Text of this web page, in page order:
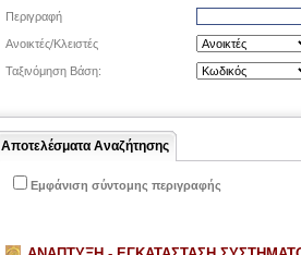
Περιγραφή
Ανοικτές/Κλειστές
Ταξινόμηση Βάση:
Αποτελέσματα Αναζήτησης
Εμφάνιση σύντομης περιγραφής